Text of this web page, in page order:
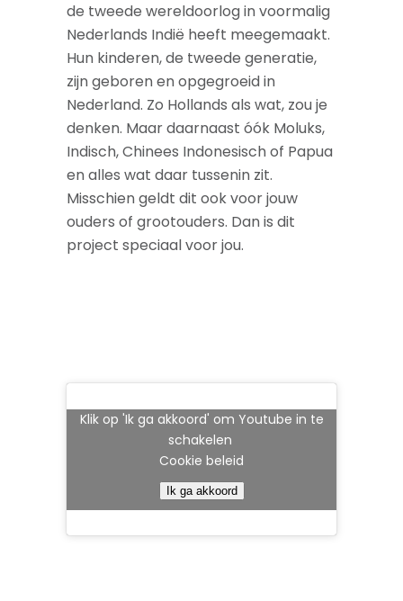
de tweede wereldoorlog in voormalig
Nederlands Indië heeft meegemaakt.
Hun kinderen, de tweede generatie,
zijn geboren en opgegroeid in
Nederland. Zo Hollands als wat, zou je
denken. Maar daarnaast óók Moluks,
Indisch, Chinees Indonesisch of Papua
en alles wat daar tussenin zit.
Misschien geldt dit ook voor jouw
ouders of grootouders. Dan is dit
project speciaal voor jou.
Klik op 'Ik ga akkoord' om Youtube in te
schakelen
Cookie beleid
Ik ga akkoord